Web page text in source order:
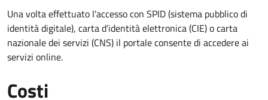
Una volta effettuato l'accesso con SPID (sistema pubblico di
identità digitale), carta d’identità elettronica (CIE) o carta
nazionale dei servizi (CNS) il portale consente di accedere ai
servizi online.
Costi